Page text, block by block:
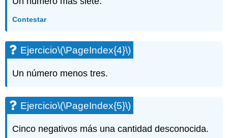
Contestar
Ejercicio\(\PageIndex{4}\)
Un número menos tres.
Ejercicio\(\PageIndex{5}\)
Cinco negativos más una cantidad desconocida.